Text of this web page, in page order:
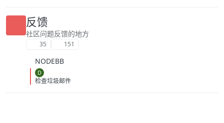
本国 AI 关键基础设施：拟禁止采购中国光模块 Anthropic 确认正在为
Claude 组建内部芯片团队 美国告知 AI 企业：将不对开放权重模型进
行安全测试 马斯克：Grok 4.6 预计下周发布，Grok 5 计划在今年发
布 《黑神话：悟空》将开启七折优惠活动 泡泡玛特澄清：段永平不是
主动减持 多省推动落实职工带薪休假，多地要求领导干部带头休假 迪
悉寻求募集 5 亿美元新基金 红果短剧回应网传「限制演员日薪不超 4
万」：演员片酬评定为市场行为，与平台无关 Anthropic 与谷歌将达
成约 2000 亿美元 AI 芯片合作
反馈
社区问题反馈的地方
35 151
NODEBB
D
检查垃圾邮件